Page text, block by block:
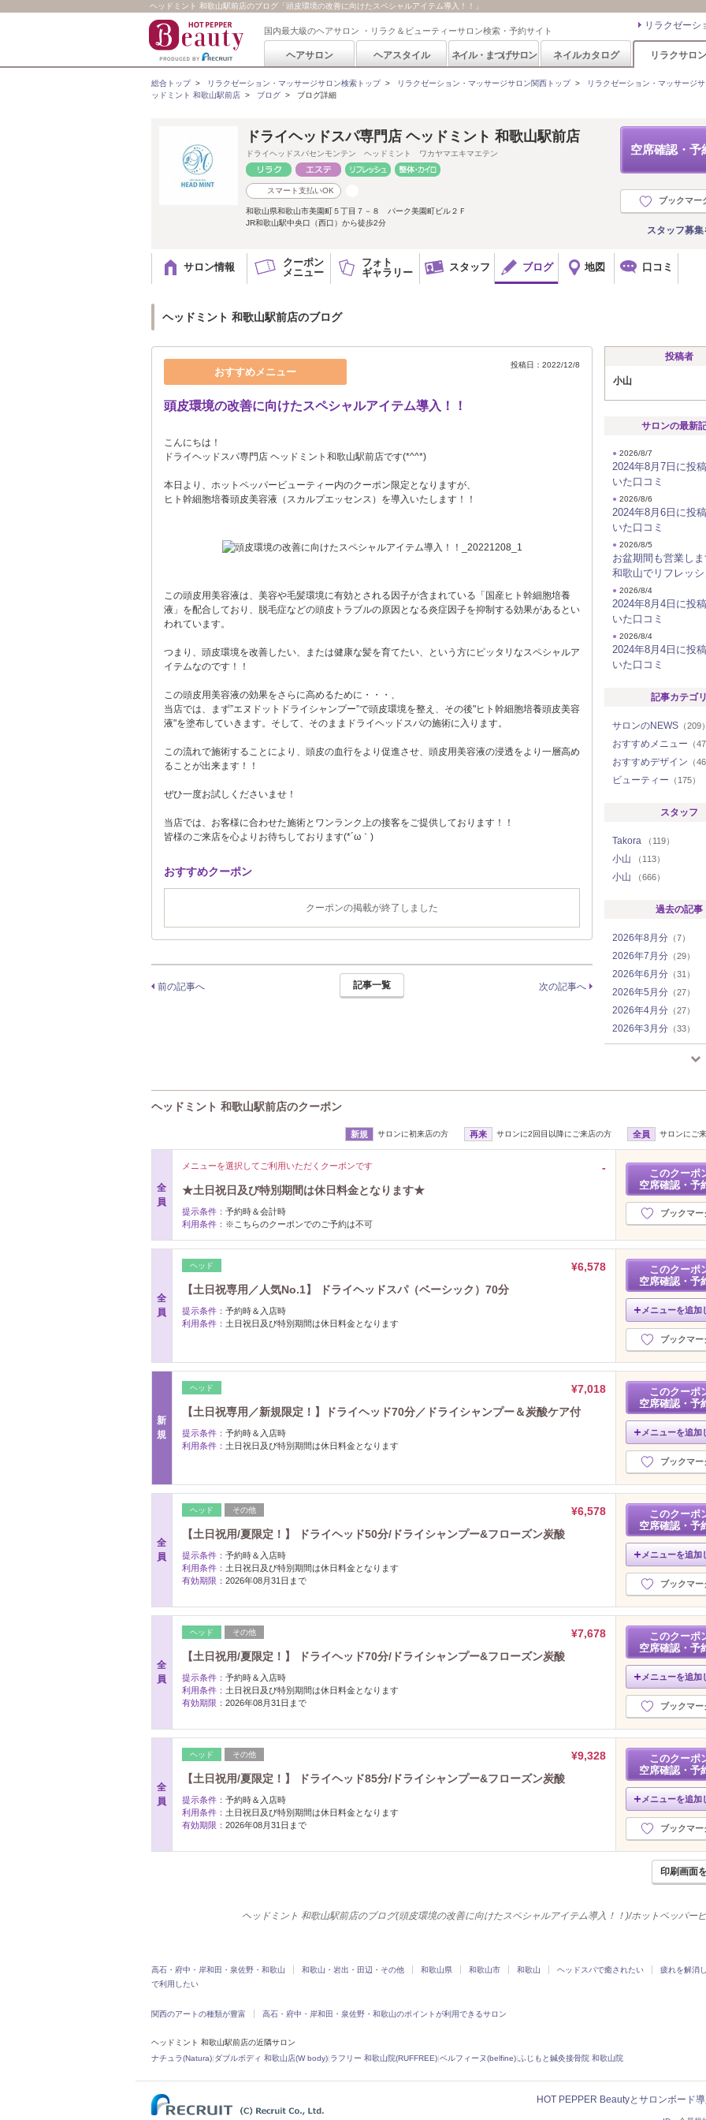
ヘッドミント 和歌山駅前店のブログ「頭皮環境の改善に向けたスペシャルアイテム導入！！」
国内最大級のヘアサロン ・リラク＆ビューティーサロン検索・予約サイト リラクゼーシ
ヘアサロン ヘアスタイル ネイル・まつげサロン ネイルカタログ リラクサロン
総合トップ> リラクゼーション・マッサージサロン検索トップ> リラクゼーション・マッサージサロン関西トップ> リラクゼーション・マッサージ
ッドミント 和歌山駅前店 > ブログ > ブログ詳細
空席確認・予
ブックマー
スタッフ募集
ドライヘッドスパ専門店 ヘッドミント 和歌山駅前店
ドライヘッドスパセンモンテン ヘッドミント ワカヤマエキマエテン
スマート支払いOK
和歌山県和歌山市美園町５丁目７－８ パーク美園町ビル２Ｆ
JR和歌山駅中央口（西口）から徒歩2分
サロン情報
クーポン
メニュー
フォト
ギャラリー
スタッフ ブログ 地図 口コミ
ヘッドミント 和歌山駅前店のブログ
おすすめメニュー
投稿日：2022/12/8
頭皮環境の改善に向けたスペシャルアイテム導入！！
こんにちは！
ドライヘッドスパ専門店 ヘッドミント和歌山駅前店です(*^^*)
本日より、ホットペッパービューティー内のクーポン限定となりますが、
ヒト幹細胞培養頭皮美容液（スカルプエッセンス）を導入いたします！！
この頭皮用美容液は、美容や毛髪環境に有効とされる因子が含まれている「国産ヒト幹細胞培養
液」を配合しており、脱毛症などの頭皮トラブルの原因となる炎症因子を抑制する効果があるとい
われています。
つまり、頭皮環境を改善したい、または健康な髪を育てたい、という方にピッタリなスペシャルア
イテムなのです！！
この頭皮用美容液の効果をさらに高めるために・・・、
当店では、まず”エヌドットドライシャンプー”で頭皮環境を整え、その後"ヒト幹細胞培養頭皮美容
液"を塗布していきます。そして、そのままドライヘッドスパの施術に入ります。
この流れで施術することにより、頭皮の血行をより促進させ、頭皮用美容液の浸透をより一層高め
ることが出来ます！！
ぜひ一度お試しくださいませ！
当店では、お客様に合わせた施術とワンランク上の接客をご提供しております！！
皆様のご来店を心よりお待ちしております(*´ω｀)
おすすめクーポン
クーポンの掲載が終了しました
前の記事へ 記事一覧 次の記事へ
投稿者
小山
サロンの最新
● 2026/8/7
2024年8月7日に投
いた口コミ
● 2026/8/6
2024年8月6日に投
いた口コミ
● 2026/8/5
お盆期間も営業し
和歌山でリフレッシ
● 2026/8/4
2024年8月4日に投
いた口コミ
● 2026/8/4
2024年8月4日に投
いた口コミ
記事カテゴリ
サロンのNEWS （209）
おすすめメニュー （47
おすすめデザイン （
ビューティー （175）
スタッフ
Takora （119）
小山 （113）
小山 （666）
過去の記事
2026年8月分 （7）
2026年7月分 （29）
2026年6月分 （31）
2026年5月分 （27）
2026年4月分 （27）
2026年3月分 （33）
2026年2月分（24）
（34）
2025年9月分（26）
2025年7月分（25）
2025年6月分（22）
2025年5月分（26）
2025年4月分（17）
2025年2月分（21）
2025年1月分（28）
2024年12月分（22）
2024年11月分
2024年10月分（23）
2024年9月分（22）
2024年8月分（25）
2024年7月分（18）
2024年6月分（13）
2024年5月分 （9）
2024年4月分（7）
2024年3月分 （9）
2023年12月分（11）
2023年11月分（11）
2023年10月分（9）
2023年9月分（10）
2023年8月分 （10）
2023年7月分（11）
2023年6月分（8）
2023年5月分（13）
2023年4月分（13）
2023年3月分 （9）
2023年2月分（14）
2023年1月分（11）
2022年12月分（17）
2022年11月分（15）
2022年10月分（14）
2022年9月分（5）
2022年8月分（3）
2022年7月分（13）
2022年6月分
ヘッドミント 和歌山駅前店のクーポン
新規 サロンに初来店の方 再来 サロンに2回目以降にご来店の方 全員 サロンにご
全
員
メニューを選択してご利用いただくクーポンです
‐
★土日祝日及び特別期間は休日料金となります★
提示条件： 予約時＆会計時
利用条件： ※こちらのクーポンでのご予約は不可
このクーポ
空席確認・予
ブックマー
全
員
ヘッド
¥6,578
【土日祝専用／人気No.1】 ドライヘッドスパ（ベーシック）70分
提示条件： 予約時＆入店時
利用条件： 土日祝日及び特別期間は休日料金となります
このクーポ
空席確認・予
メニューを追加
ブックマー
新
規
ヘッド
¥7,018
【土日祝専用／新規限定！】ドライヘッド70分／ドライシャンプー＆炭酸ケア付
提示条件： 予約時＆入店時
利用条件： 土日祝日及び特別期間は休日料金となります
このクーポ
空席確認・予
メニューを追加
ブックマー
全
員
ヘッド その他
¥6,578
【土日祝用/夏限定！】 ドライヘッド50分/ドライシャンプー&フローズン炭酸
提示条件： 予約時＆入店時
利用条件： 土日祝日及び特別期間は休日料金となります
有効期限： 2026年08月31日まで
このクーポ
空席確認・予
メニューを追加
ブックマー
全
員
ヘッド その他
¥7,678
【土日祝用/夏限定！】 ドライヘッド70分/ドライシャンプー&フローズン炭酸
提示条件： 予約時＆入店時
利用条件： 土日祝日及び特別期間は休日料金となります
有効期限： 2026年08月31日まで
このクーポ
空席確認・予
メニューを追加
ブックマー
全
員
ヘッド その他
¥9,328
【土日祝用/夏限定！】 ドライヘッド85分/ドライシャンプー&フローズン炭酸
提示条件： 予約時＆入店時
利用条件： 土日祝日及び特別期間は休日料金となります
有効期限： 2026年08月31日まで
このクーポ
空席確認・予
メニューを追加
ブックマー
印刷画面
ヘッドミント 和歌山駅前店のブログ(頭皮環境の改善に向けたスペシャルアイテム導入！！)/ホットペッパー
高石・府中・岸和田・泉佐野・和歌山 和歌山・岩出・田辺・その他 和歌山県 和歌山市 和歌山 ヘッドスパで癒されたい 疲れを解消
で利用したい
関西のアートの種類が豊富 高石・府中・岸和田・泉佐野・和歌山のポイントが利用できるサロン
ヘッドミント 和歌山駅前店の近隣サロン
ナチュラ(Natura)|ダブルボディ 和歌山店(W body)|ラフリー 和歌山院(RUFFREE)|ベルフィーヌ(belfine)| ふじもと鍼灸接骨院 和歌山院
HOT PEPPER Beautyとサロンボード